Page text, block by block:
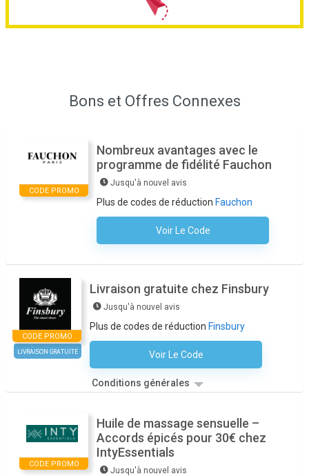
Bons et Offres Connexes
CODE PROMO
Nombreux avantages avec le
programme de fidélité Fauchon
Jusqu'à nouvel avis
Plus de codes de réduction Fauchon
Voir Le Code
Aucun Code N'est Nécessaire
CODE PROMO
LIVRAISON GRATUITE
Livraison gratuite chez Finsbury
Jusqu'à nouvel avis
Plus de codes de réduction Finsbury
Voir Le Code
Aucun Code N'est Nécessaire
Conditions générales
CODE PROMO
Huile de massage sensuelle –
Accords épicés pour 30€ chez
IntyEssentials
Jusqu'à nouvel avis